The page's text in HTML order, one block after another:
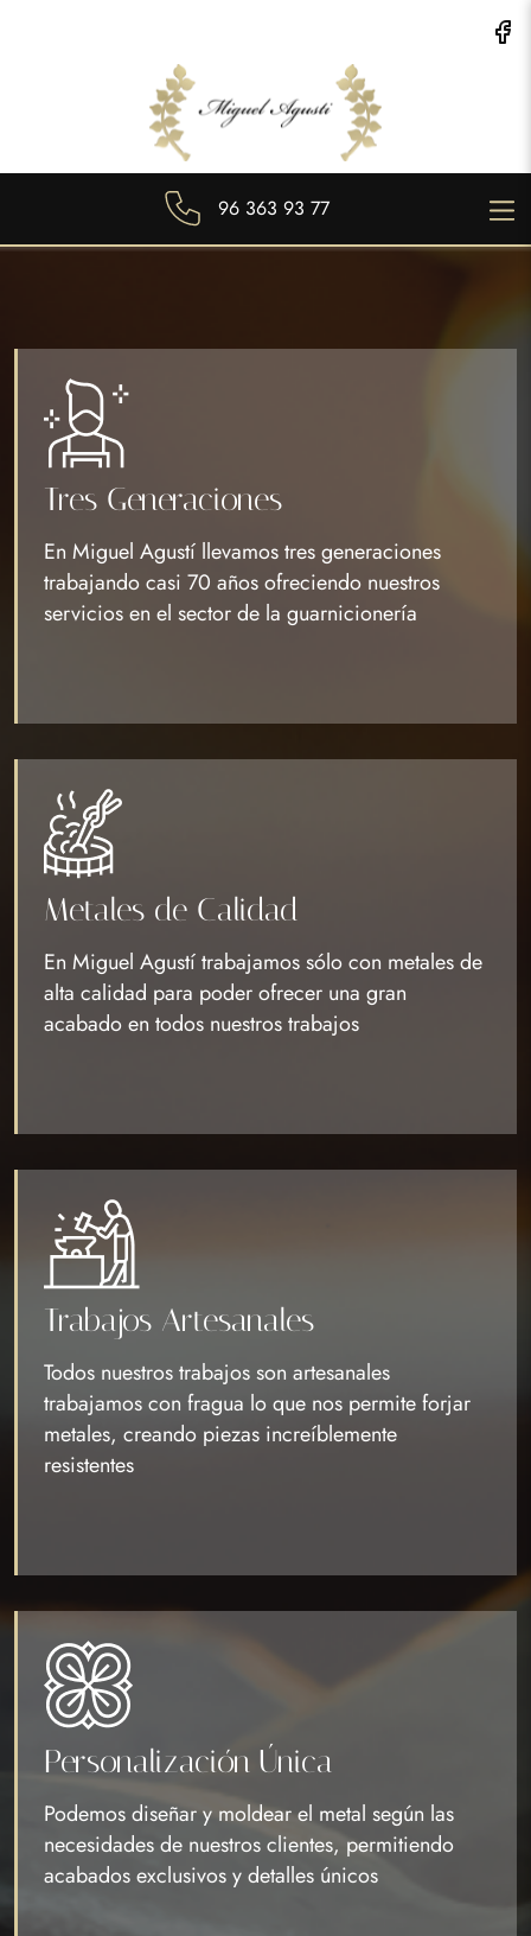
96 363 93 77
Tres Generaciones
En Miguel Agustí llevamos tres generaciones
trabajando casi 70 años ofreciendo nuestros
servicios en el sector de la guarnicionería
Metales de Calidad
En Miguel Agustí trabajamos sólo con metales de
alta calidad para poder ofrecer una gran
acabado en todos nuestros trabajos
Trabajos Artesanales
Todos nuestros trabajos son artesanales
trabajamos con fragua lo que nos permite forjar
metales, creando piezas increíblemente
resistentes
Personalización Única
Podemos diseñar y moldear el metal según las
necesidades de nuestros clientes, permitiendo
acabados exclusivos y detalles únicos